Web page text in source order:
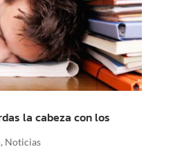
la cabeza con los
, Noticias